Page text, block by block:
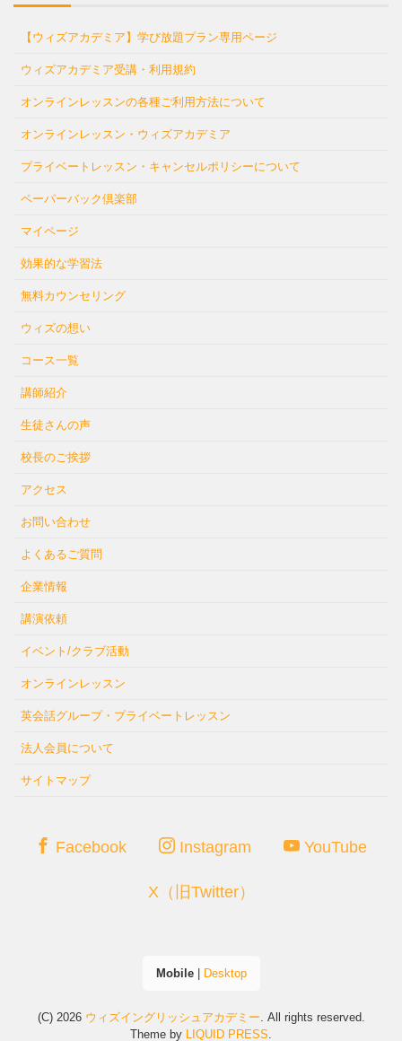
【ウィズアカデミア】学び放題プラン専用ページ
ウィズアカデミア受講・利用規約
オンラインレッスンの各種ご利用方法について
オンラインレッスン・ウィズアカデミア
プライベートレッスン・キャンセルポリシーについて
ペーパーバック倶楽部
マイページ
効果的な学習法
無料カウンセリング
ウィズの想い
コース一覧
講師紹介
生徒さんの声
校長のご挨拶
アクセス
お問い合わせ
よくあるご質問
企業情報
講演依頼
イベント/クラブ活動
オンラインレッスン
英会話グループ・プライベートレッスン
法人会員について
サイトマップ
Facebook Instagram YouTube
X（旧Twitter）
Mobile| Desktop
(C) 2026 ウィズイングリッシュアカデミー . All rights reserved.
Theme by LIQUID PRESS